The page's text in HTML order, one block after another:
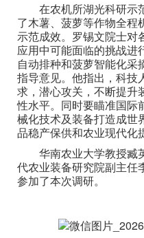
在农机所湖光科研示
了木薯、菠萝等作物全程
示范成效。罗锡文院士对
应用中可能面临的挑战进
自动排种和菠萝智能化
指导意见。他指出，科技
求，潜心攻关，不断提升
性水平。同时要瞄准国际
械化技术及装备打造成世
品稳产保供和农业现代化
华南农业大学教授臧
代农业装备研究院副主任
参加了本次调研。